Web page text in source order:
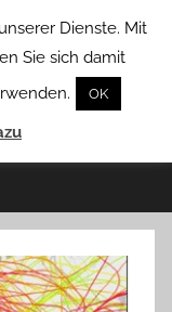
Dienste. Mit
Sie sich damit
OK